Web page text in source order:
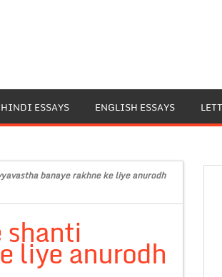
HINDI ESSAYS ENGLISH ESSAYS
banaye rakhne ke liye anurodh
liye anurodh